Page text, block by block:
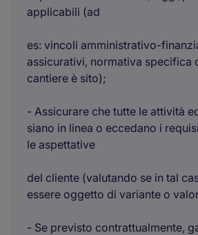
applicabili (ad
es: vincoli amministrativo-
assicurativi, normativa specifica
cantiere è sito);
- Assicurare che tutte le attività
siano in linea o eccedano i
le aspettative
del cliente (valutando se in tal
essere oggetto di variante o
- Se previsto contrattualmente,